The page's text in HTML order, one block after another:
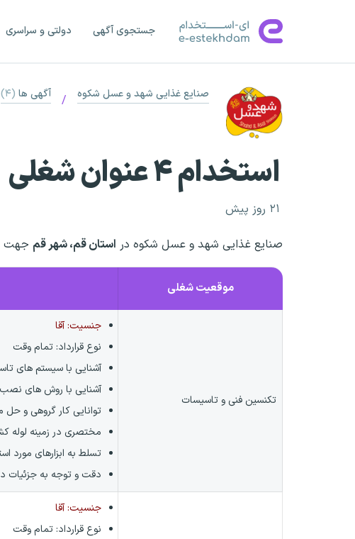
جستجوی آگهی دولتی و سراسری
صنایع غذایی شهد و عسل شکوه / آگهی ها (۴)
استخدام ۴ عنوان شغلی
۲۱ روز پیش
صنایع غذایی شهد و عسل شکوه در استان قم، شهر قم جهت
موقعیت شغلی
تکنسین فنی و تاسیسات
جنسیت: آقا
نوع قرارداد: تمام وقت
آشنایی با سیستم های
آشنایی با روش های نصب
توانایی کار گروهی و
مختصری در زمینه لوله
تسلط به ابزارهای مورد
دقت و توجه به جزئیات
جنسیت: آقا
نوع قرارداد: تمام وقت